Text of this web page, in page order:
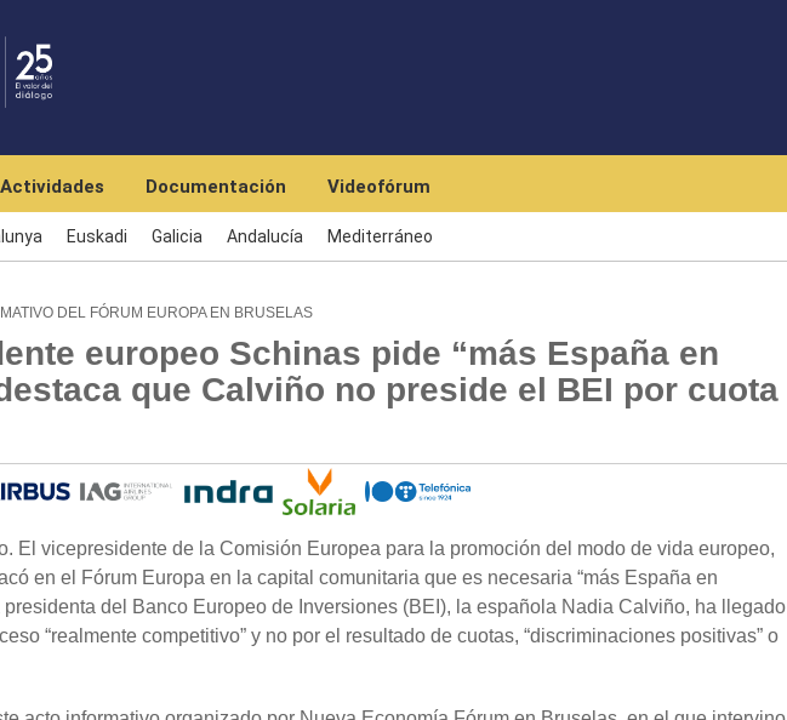
Actividades Documentación Videofórum
Euskadi Galicia Andalucía Mediterráneo
DEL FÓRUM EUROPA EN BRUSELAS
europeo Schinas pide “más España en
que Calviño no preside el BEI por cuota
El vicepresidente de la Comisión Europea para la promoción del modo de vida europeo,
en el Fórum Europa en la capital comunitaria que es necesaria “más España en
presidenta del Banco Europeo de Inversiones (BEI), la española Nadia Calviño, ha llegado
“realmente competitivo” y no por el resultado de cuotas, “discriminaciones positivas” o